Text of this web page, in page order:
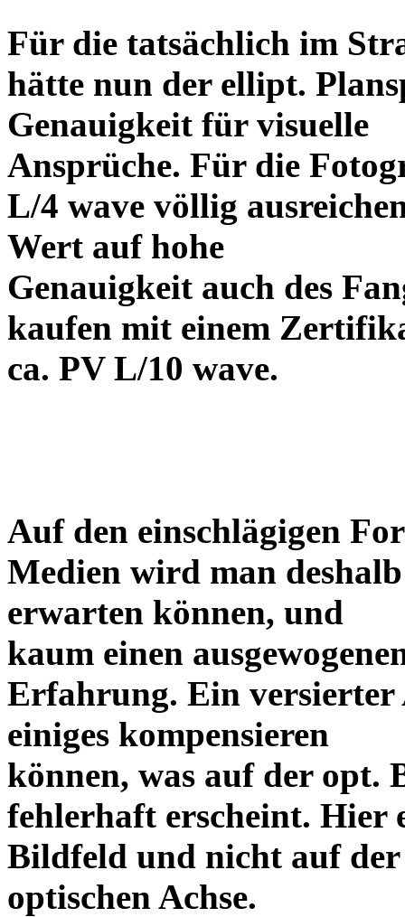
Für die tatsächlich im
hätte nun der ellipt.
Genauigkeit für visuelle
Ansprüche. Für die
L/4 wave völlig
Wert auf hohe
Genauigkeit auch des
kaufen mit einem
ca. PV L/10 wave.
Auf den einschlägigen
Medien wird man
erwarten können, und
kaum einen
Erfahrung. Ein
einiges kompensieren
können, was auf der opt.
fehlerhaft erscheint. Hier
Bildfeld und nicht auf der
optischen Achse.